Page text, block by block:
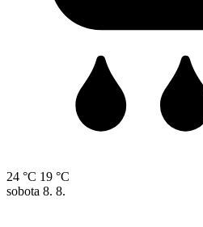
24 °C 19 °C
sobota 8. 8.